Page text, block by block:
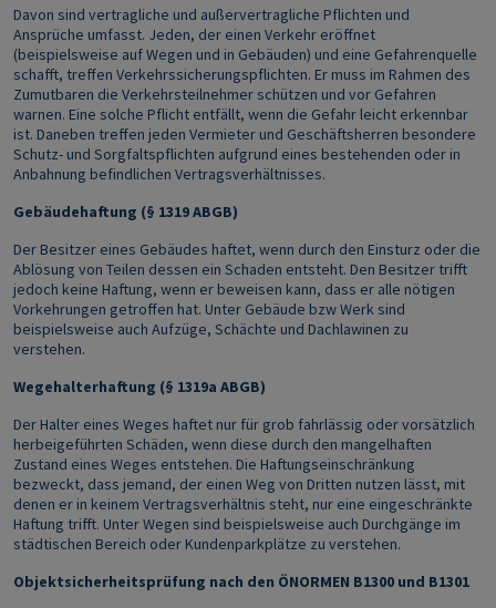
Davon sind vertragliche und außervertragliche Pflichten und
Ansprüche umfasst. Jeden, der einen Verkehr eröffnet
(beispielsweise auf Wegen und in Gebäuden) und eine Gefahrenquelle
schafft, treffen Verkehrssicherungspflichten. Er muss im Rahmen des
Zumutbaren die Verkehrsteilnehmer schützen und vor Gefahren
warnen. Eine solche Pflicht entfällt, wenn die Gefahr leicht erkennbar
ist. Daneben treffen jeden Vermieter und Geschäftsherren besondere
Schutz- und Sorgfaltspflichten aufgrund eines bestehenden oder in
Anbahnung befindlichen Vertragsverhältnisses.
Gebäudehaftung (§ 1319 ABGB)
Der Besitzer eines Gebäudes haftet, wenn durch den Einsturz oder die
Ablösung von Teilen dessen ein Schaden entsteht. Den Besitzer trifft
jedoch keine Haftung, wenn er beweisen kann, dass er alle nötigen
Vorkehrungen getroffen hat. Unter Gebäude bzw Werk sind
beispielsweise auch Aufzüge, Schächte und Dachlawinen zu
verstehen.
Wegehalterhaftung (§ 1319a ABGB)
Der Halter eines Weges haftet nur für grob fahrlässig oder vorsätzlich
herbeigeführten Schäden, wenn diese durch den mangelhaften
Zustand eines Weges entstehen. Die Haftungseinschränkung
bezweckt, dass jemand, der einen Weg von Dritten nutzen lässt, mit
denen er in keinem Vertragsverhältnis steht, nur eine eingeschränkte
Haftung trifft. Unter Wegen sind beispielsweise auch Durchgänge im
städtischen Bereich oder Kundenparkplätze zu verstehen.
Objektsicherheitsprüfung nach den ÖNORMEN B1300 und B1301